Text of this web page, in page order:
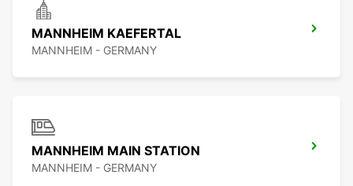
MANNHEIM KAEFERTAL
MANNHEIM - GERMANY
MANNHEIM MAIN STATION
MANNHEIM - GERMANY